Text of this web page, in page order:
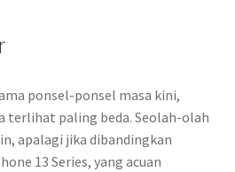
ponsel-ponsel masa kini,
terlihat paling beda. Seolah-olah
apalagi jika dibandingkan
13 Series, yang acuan